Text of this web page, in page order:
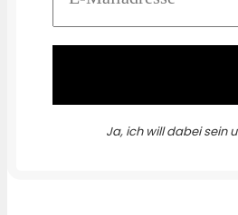
Ja, ich will dabei sein